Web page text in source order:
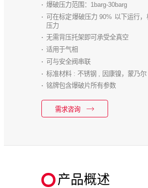
爆破压力范围：1barg-30barg
可在标定爆破压力 90% 以下运行
压力
无需背压托架即可承受全真空
适用于气相
可与安全阀串联
标准材料 : 不锈钢 , 因康镍，蒙乃
铭牌包含爆破片所有参数
需求咨询
产品概述